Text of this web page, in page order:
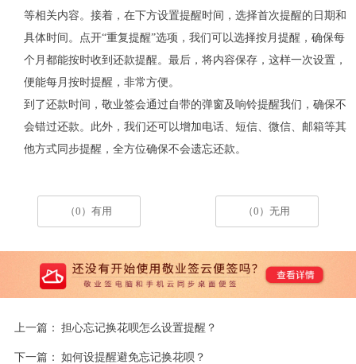
等相关内容。接着，在下方设置提醒时间，选择首次提醒的日期和
具体时间。点开“重复提醒”选项，我们可以选择按月提醒，确保每
个月都能按时收到还款提醒。最后，将内容保存，这样一次设置，
便能每月按时提醒，非常方便。
到了还款时间，敬业签会通过自带的弹窗及响铃提醒我们，确保不
会错过还款。此外，我们还可以增加电话、短信、微信、邮箱等其
他方式同步提醒，全方位确保不会遗忘还款。
（0）有用 （0）无用
上一篇： 担心忘记换花呗怎么设置提醒？
下一篇： 如何设提醒避免忘记换花呗？